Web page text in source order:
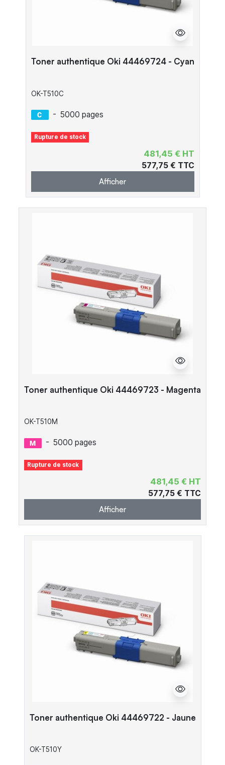
Toner authentique Oki 44469724 - Cyan
OK-T510C
- 5000 pages
Rupture de stock
481,45 € HT
577,75 € TTC
Afficher
Toner authentique Oki 44469723 - Magenta
OK-T510M
- 5000 pages
Rupture de stock
481,45 € HT
577,75 € TTC
Afficher
Toner authentique Oki 44469722 - Jaune
OK-T510Y